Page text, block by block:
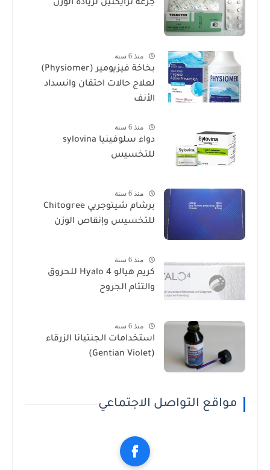
جرعة ترايكتين لزيادة الوزن
منذ 6 سنة
بخاخة فيزيومير (Physiomer)
لعلاج حالات احتقان وانسداد
الأنف
منذ 6 سنة
دواء سلوفينيا sylovina
للتخسيس
منذ 6 سنة
برشام شيتوجريي Chitogree
للتخسيس وإنقاص الوزن
منذ 6 سنة
كريم هيالو 4 Hyalo للحروق
والتئام الجروح
منذ 6 سنة
استخدامات الجنتيانا الزرقاء
(Gentian Violet)
مواقع التواصل الاجتماعي